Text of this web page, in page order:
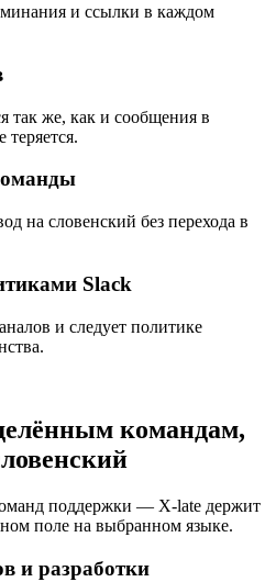
и ссылки в каждом
так же, как и сообщения в
теряется.
на словенский без перехода в
Slack
и следует политике
командам,
поддержки — X-late держит
поле на выбранном языке.
и разработки